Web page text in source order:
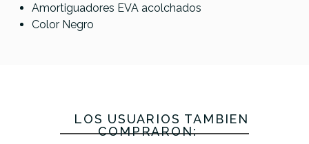
Amortiguadores EVA acolchados
Color Negro
LOS USUARIOS TAMBIÉN
COMPRARON: